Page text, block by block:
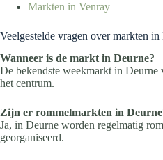
Markten in Venray
Veelgestelde vragen over markten in
Wanneer is de markt in Deurne?
De bekendste weekmarkt in
het centrum.
Zijn er rommelmarkten in
Ja, in Deurne worden regelmatig
georganiseerd.